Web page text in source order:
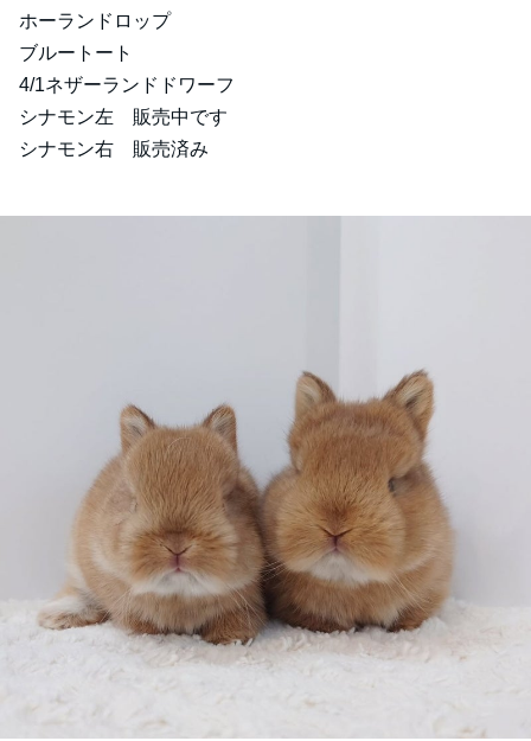
ホーランドロップ
ブルートート
4/1ネザーランドドワーフ
シナモン左 販売中です
シナモン右 販売済み